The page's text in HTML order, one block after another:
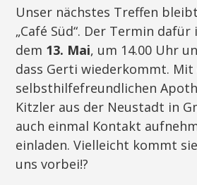
Unser nächstes Treffen
„Café Süd“. Der Termin
dem 13. Mai, um 14.00 Uhr
dass Gerti wiederkommt. Mit
selbsthilfefreundlichen
Kitzler aus der Neustadt in
auch einmal Kontakt
einladen. Vielleicht kommt
uns vorbei!?